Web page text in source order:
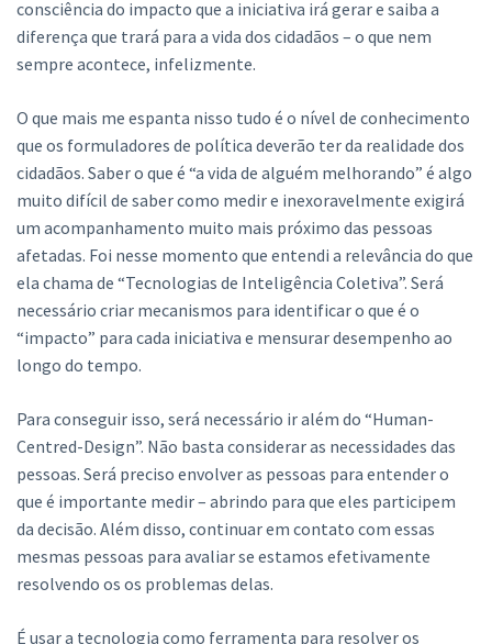
consciência do impacto que a iniciativa irá gerar e saiba a
diferença que trará para a vida dos cidadãos – o que nem
sempre acontece, infelizmente.
O que mais me espanta nisso tudo é o nível de conhecimento
que os formuladores de política deverão ter da realidade dos
cidadãos. Saber o que é “a vida de alguém melhorando” é algo
muito difícil de saber como medir e inexoravelmente exigirá
um acompanhamento muito mais próximo das pessoas
afetadas. Foi nesse momento que entendi a relevância do que
ela chama de “Tecnologias de Inteligência Coletiva”. Será
necessário criar mecanismos para identificar o que é o
“impacto” para cada iniciativa e mensurar desempenho ao
longo do tempo.
Para conseguir isso, será necessário ir além do “Human-
Centred-Design”. Não basta considerar as necessidades das
pessoas. Será preciso envolver as pessoas para entender o
que é importante medir – abrindo para que eles participem
da decisão. Além disso, continuar em contato com essas
mesmas pessoas para avaliar se estamos efetivamente
resolvendo os os problemas delas.
É usar a tecnologia como ferramenta para resolver os